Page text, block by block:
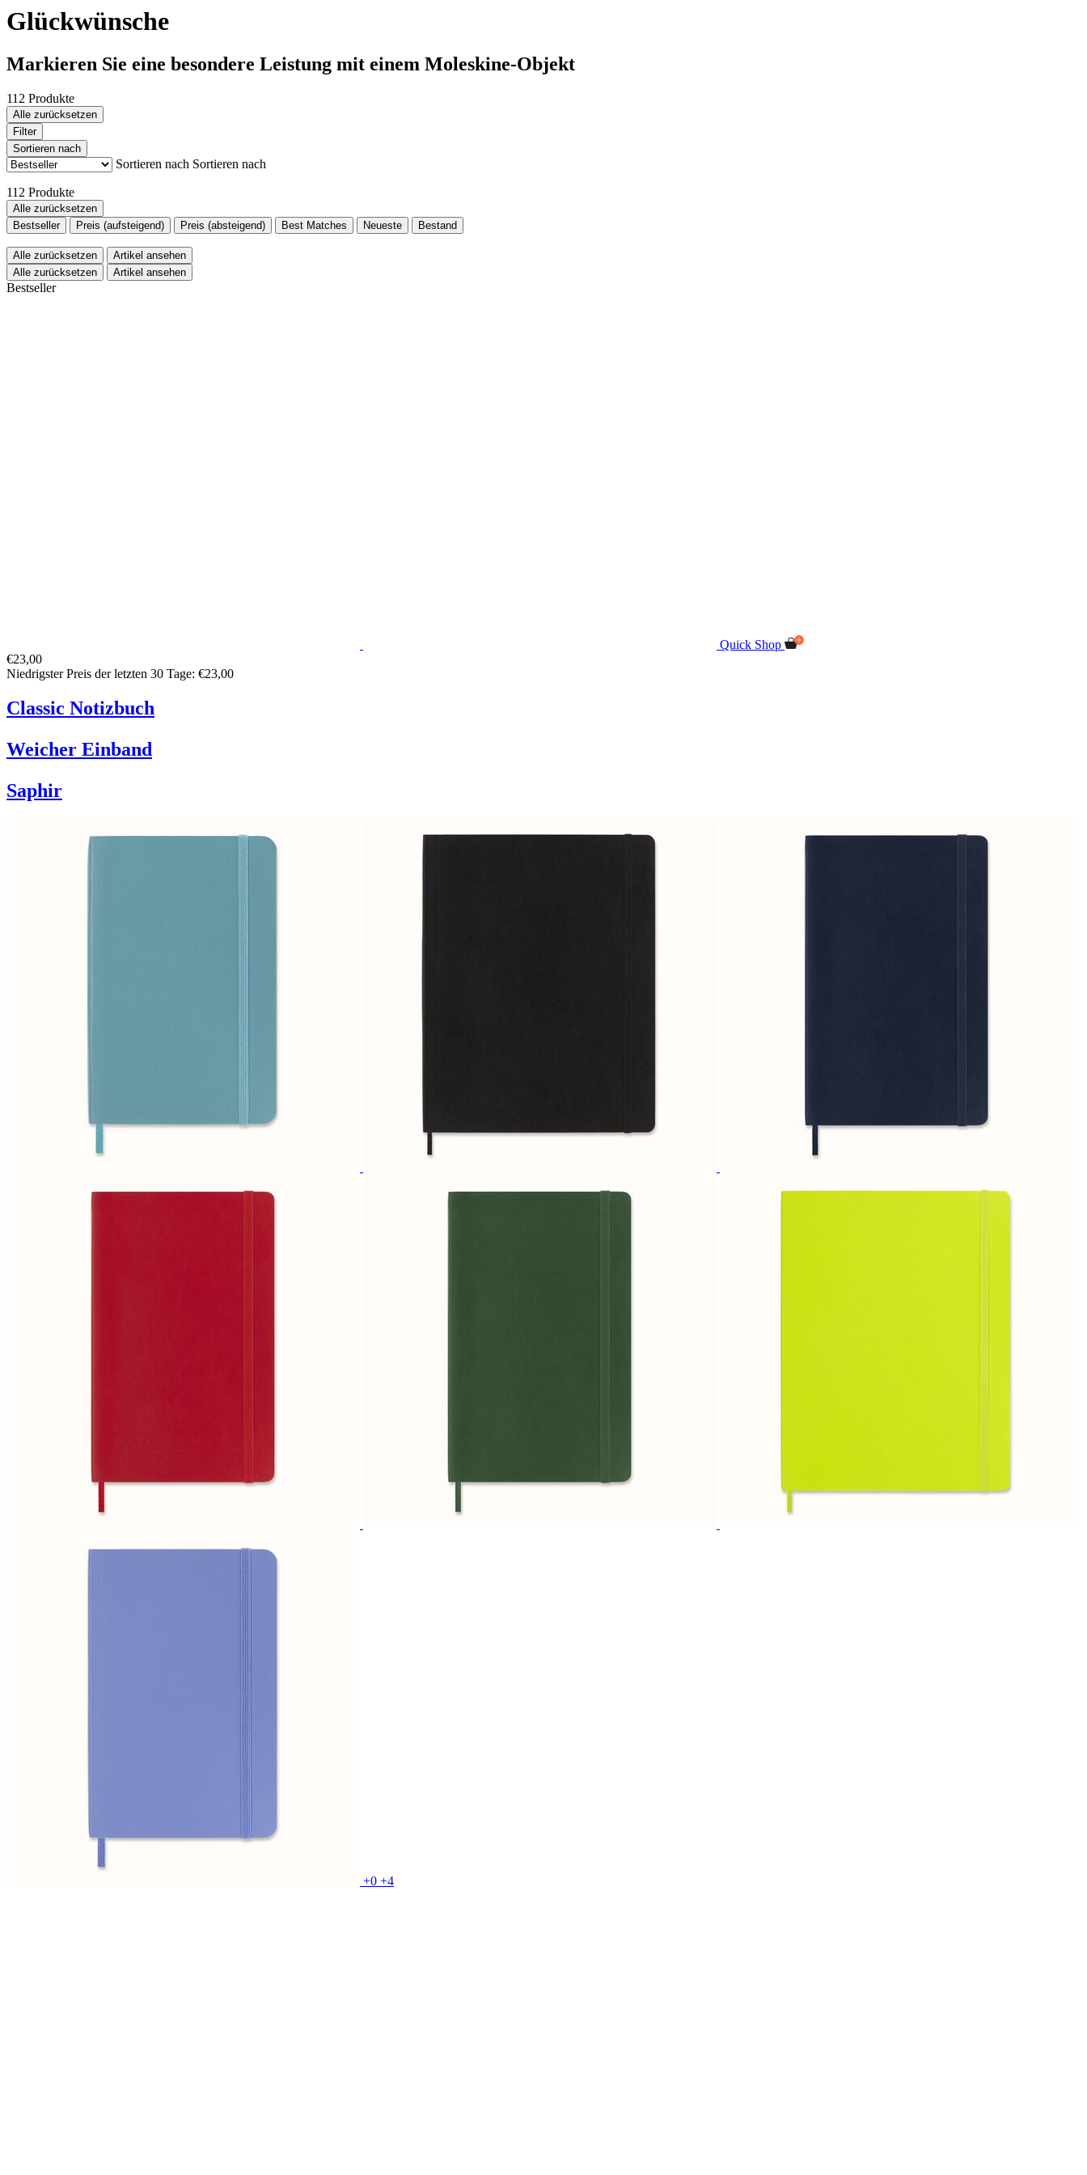
Glückwünsche
Markieren Sie eine besondere Leistung mit einem Moleskine-Objekt
112 Produkte
Alle zurücksetzen
Filter
Sortieren nach
Sortieren nach Sortieren nach
112 Produkte
Alle zurücksetzen
Bestseller
Preis (aufsteigend) Preis (absteigend) Best Matches Neueste Bestand
Alle zurücksetzen
Artikel ansehen
Alle zurücksetzen
Artikel ansehen
Bestseller
Quick Shop
€23,00
Niedrigster Preis der letzten 30 Tage: €23,00
Classic Notizbuch
Weicher Einband
Saphir
+0 +4